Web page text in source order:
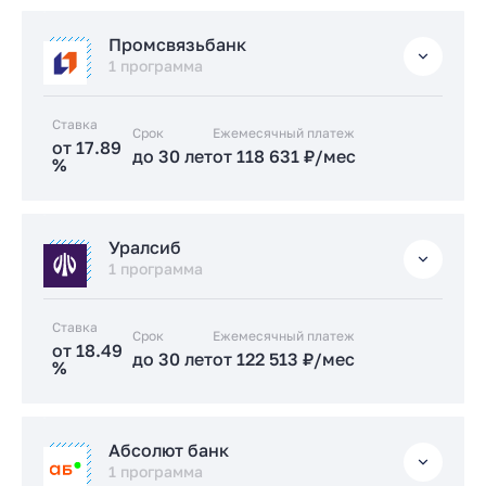
Подать заявку застройщику
от 17.39 % до 30 лет
Заказать консультацию
Промсвязьбанк
1 программа
Ставка
от 17.89
%
Срок
до 30 лет
Ежемесячный платеж
от 118 631 ₽/мес
от 17.89 % до 30 лет
Заказать консультацию
Уралсиб
1 программа
Ставка
от 18.49
%
Срок
до 30 лет
Ежемесячный платеж
от 122 513 ₽/мес
от 18.49 %до 30 лет
Абсолют банк
1 программа